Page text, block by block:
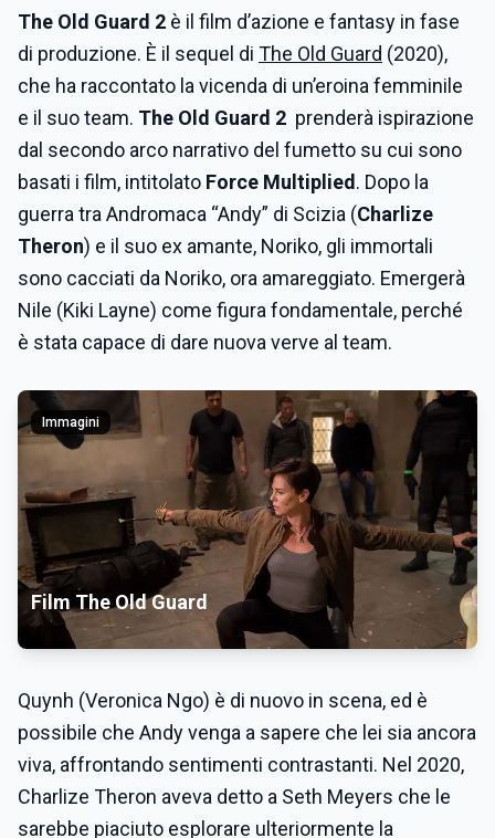
The Old Guard 2 è il film d’azione e fantasy in fase
di produzione. È il sequel di The Old Guard (2020),
che ha raccontato la vicenda di un’eroina femminile
e il suo team. The Old Guard 2 prenderà ispirazione
dal secondo arco narrativo del fumetto su cui sono
basati i film, intitolato Force Multiplied . Dopo la
guerra tra Andromaca “Andy” di Scizia (Charlize
Theron) e il suo ex amante, Noriko, gli immortali
sono cacciati da Noriko, ora amareggiato. Emergerà
Nile (Kiki Layne) come figura fondamentale, perché
è stata capace di dare nuova verve al team.
Immagini
Film The Old Guard
Quynh (Veronica Ngo) è di nuovo in scena, ed è
possibile che Andy venga a sapere che lei sia ancora
viva, affrontando sentimenti contrastanti. Nel 2020,
Charlize Theron aveva detto a Seth Meyers che le
sarebbe piaciuto esplorare ulteriormente la